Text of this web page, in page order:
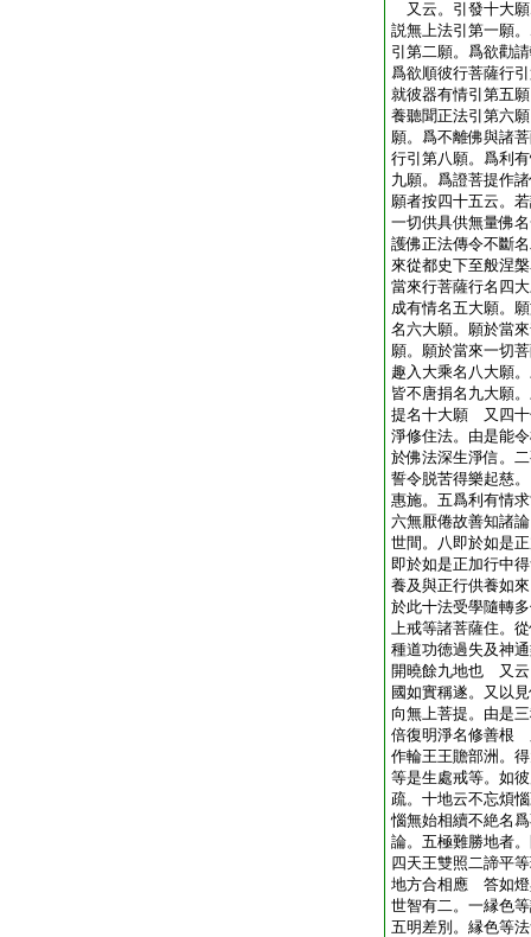
又云。引發十大
説無上法引第一願
引第二願。爲欲勸
爲欲順彼行菩薩行
就彼器有情引第五
養聽聞正法引第六
願。爲不離佛與諸
行引第八願。爲利
九願。爲證菩提作
願者按四十五云。
一切供具供無量佛
護佛正法傳令不斷
來從都史下至般涅
當來行菩薩行名四
成有情名五大願。
名六大願。願於當
願。願於當來一切
趣入大乘名八大願
皆不唐捐名九大願
提名十大願 又四十
淨修住法。由是能
於佛法深生淨信。
誓令脱苦得樂起慈
惠施。五爲利有情
六無厭倦故善知諸
世間。八即於如是
即於如是正加行中
養及與正行供養如
於此十法受學隨轉
上戒等諸菩薩住。
種道功徳過失及神
開曉餘九地也 又云
國如實稱遂。又以
向無上菩提。由是
倍復明淨名修善根
作輪王王贍部洲。
等是生處戒等。如
疏。十地云不忘煩
惱無始相續不絶名
論。五極難勝地者
四天王雙照二諦平
地方合相應 答如
世智有二。一縁色
五明差別。縁色等